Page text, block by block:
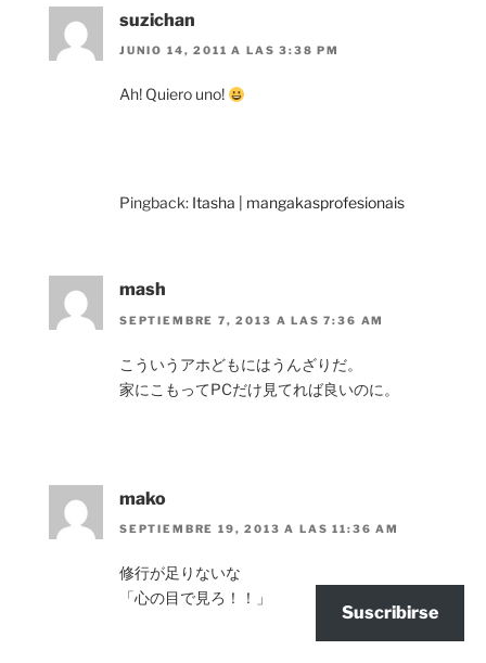
suzichan
JUNIO 14, 2011 A LAS 3:38 PM
Ah! Quiero uno!
Pingback: Itasha | mangakasprofesionais
mash
SEPTIEMBRE 7, 2013 A LAS 7:36 AM
こういうアホどもにはうんざりだ。
家にこもってPCだけ見てれば良いのに。
mako
SEPTIEMBRE 19, 2013 A LAS 11:36 AM
修行が足りないな
「心の目で見ろ！！」
Suscribirse